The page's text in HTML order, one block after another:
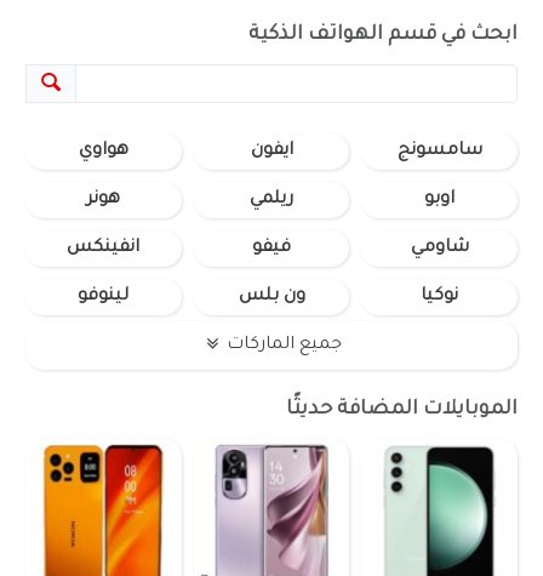
ابحث في قسم الهواتف الذكية
سامسونج ايفون هواوي
اوبو ريلمي هونر
شاومي فيفو انفينكس
نوكيا ون بلس لينوفو
جميع الماركات
الموبايلات المضافة حديثًا